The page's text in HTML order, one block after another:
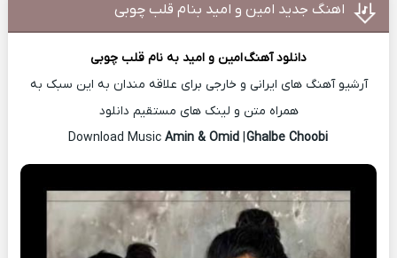
اهنگ جدید امین و امید بنام قلب چوبی
دانلود آهنگامین و امید به نام قلب چوبی
آرشیو آهنگ های ایرانی و خارجی برای علاقه مندان به این سبک به
همراه متن و لینک های مستقیم دانلود
Amin & Omid |Ghalbe Choobi